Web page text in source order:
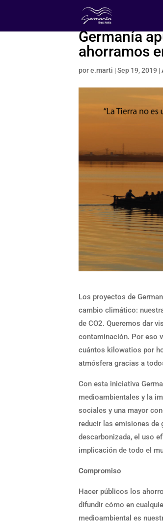
Germanía
ahorramos
pore.marti |Sep 19, 2019 |
Los proyectos de
cambio climático:
de CO2. Queremos dar
contaminación. Por eso
cuántos kilowatios por
atmósfera gracias a
Con esta iniciativa
medioambientales y la
sociales y una mayor
reducir las emisiones de
descarbonizada, el uso
implicación de todo el
Compromiso
Hacer públicos los
difundir cómo en
medioambiental es